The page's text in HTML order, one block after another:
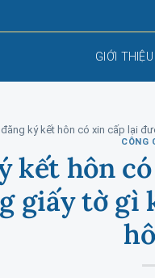
GIỚI THIỆU
ký kết hôn có xin cấp lại
CÔNG
kết hôn
giấy tờ gì